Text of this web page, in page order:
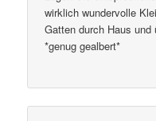
wirklich wundervolle
Gatten durch Haus und
*genug gealbert*